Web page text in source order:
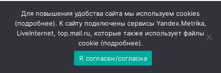
удара.
Солнце: когда тень важнее активности
Самые агрессивные солнечные лучи приходятся на
Для повышения удобства сайта мы используем cookies
(подробнее). К сайту подключены сервисы Yandex.Metrika,
LiveInternet, top.mail.ru, которые также использует файлы
cookie (подробнее).
Я согласен/согласна